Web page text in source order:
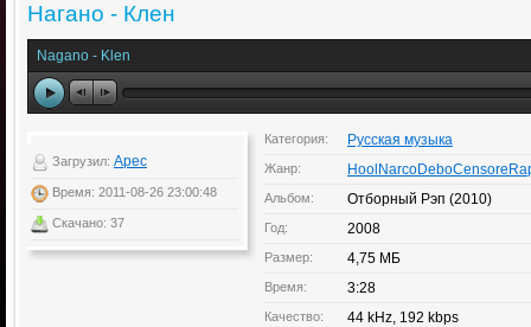
Нагано - Клен
Nagano - Klen
Загрузил: Apec
Время: 2011-08-26 23:00:48
Скачано: 37
Категория: Русская музыка
Жанр:
Альбом: Отборный Рэп (2010)
Год: 2008
Размер: 4,75 МБ
Время: 3:28
Качество: 44 kHz, 192 kbps